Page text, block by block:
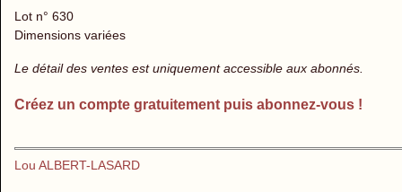
Lot n° 630
Dimensions variées
Le détail des ventes est uniquement accessible aux abonnés.
Créez un compte gratuitement puis abonnez-vous !
Lou ALBERT-LASARD